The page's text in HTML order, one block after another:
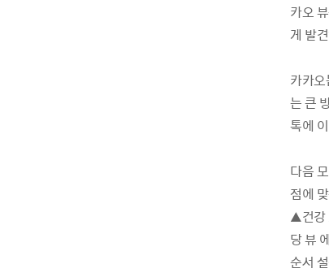
카오
게 발
카카
는 큰
톡에
다음
점에
▲건강
당 뷰
순서